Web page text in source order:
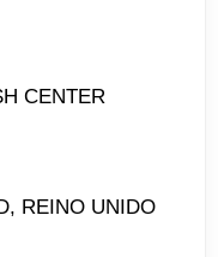
CENTER
REINO UNIDO